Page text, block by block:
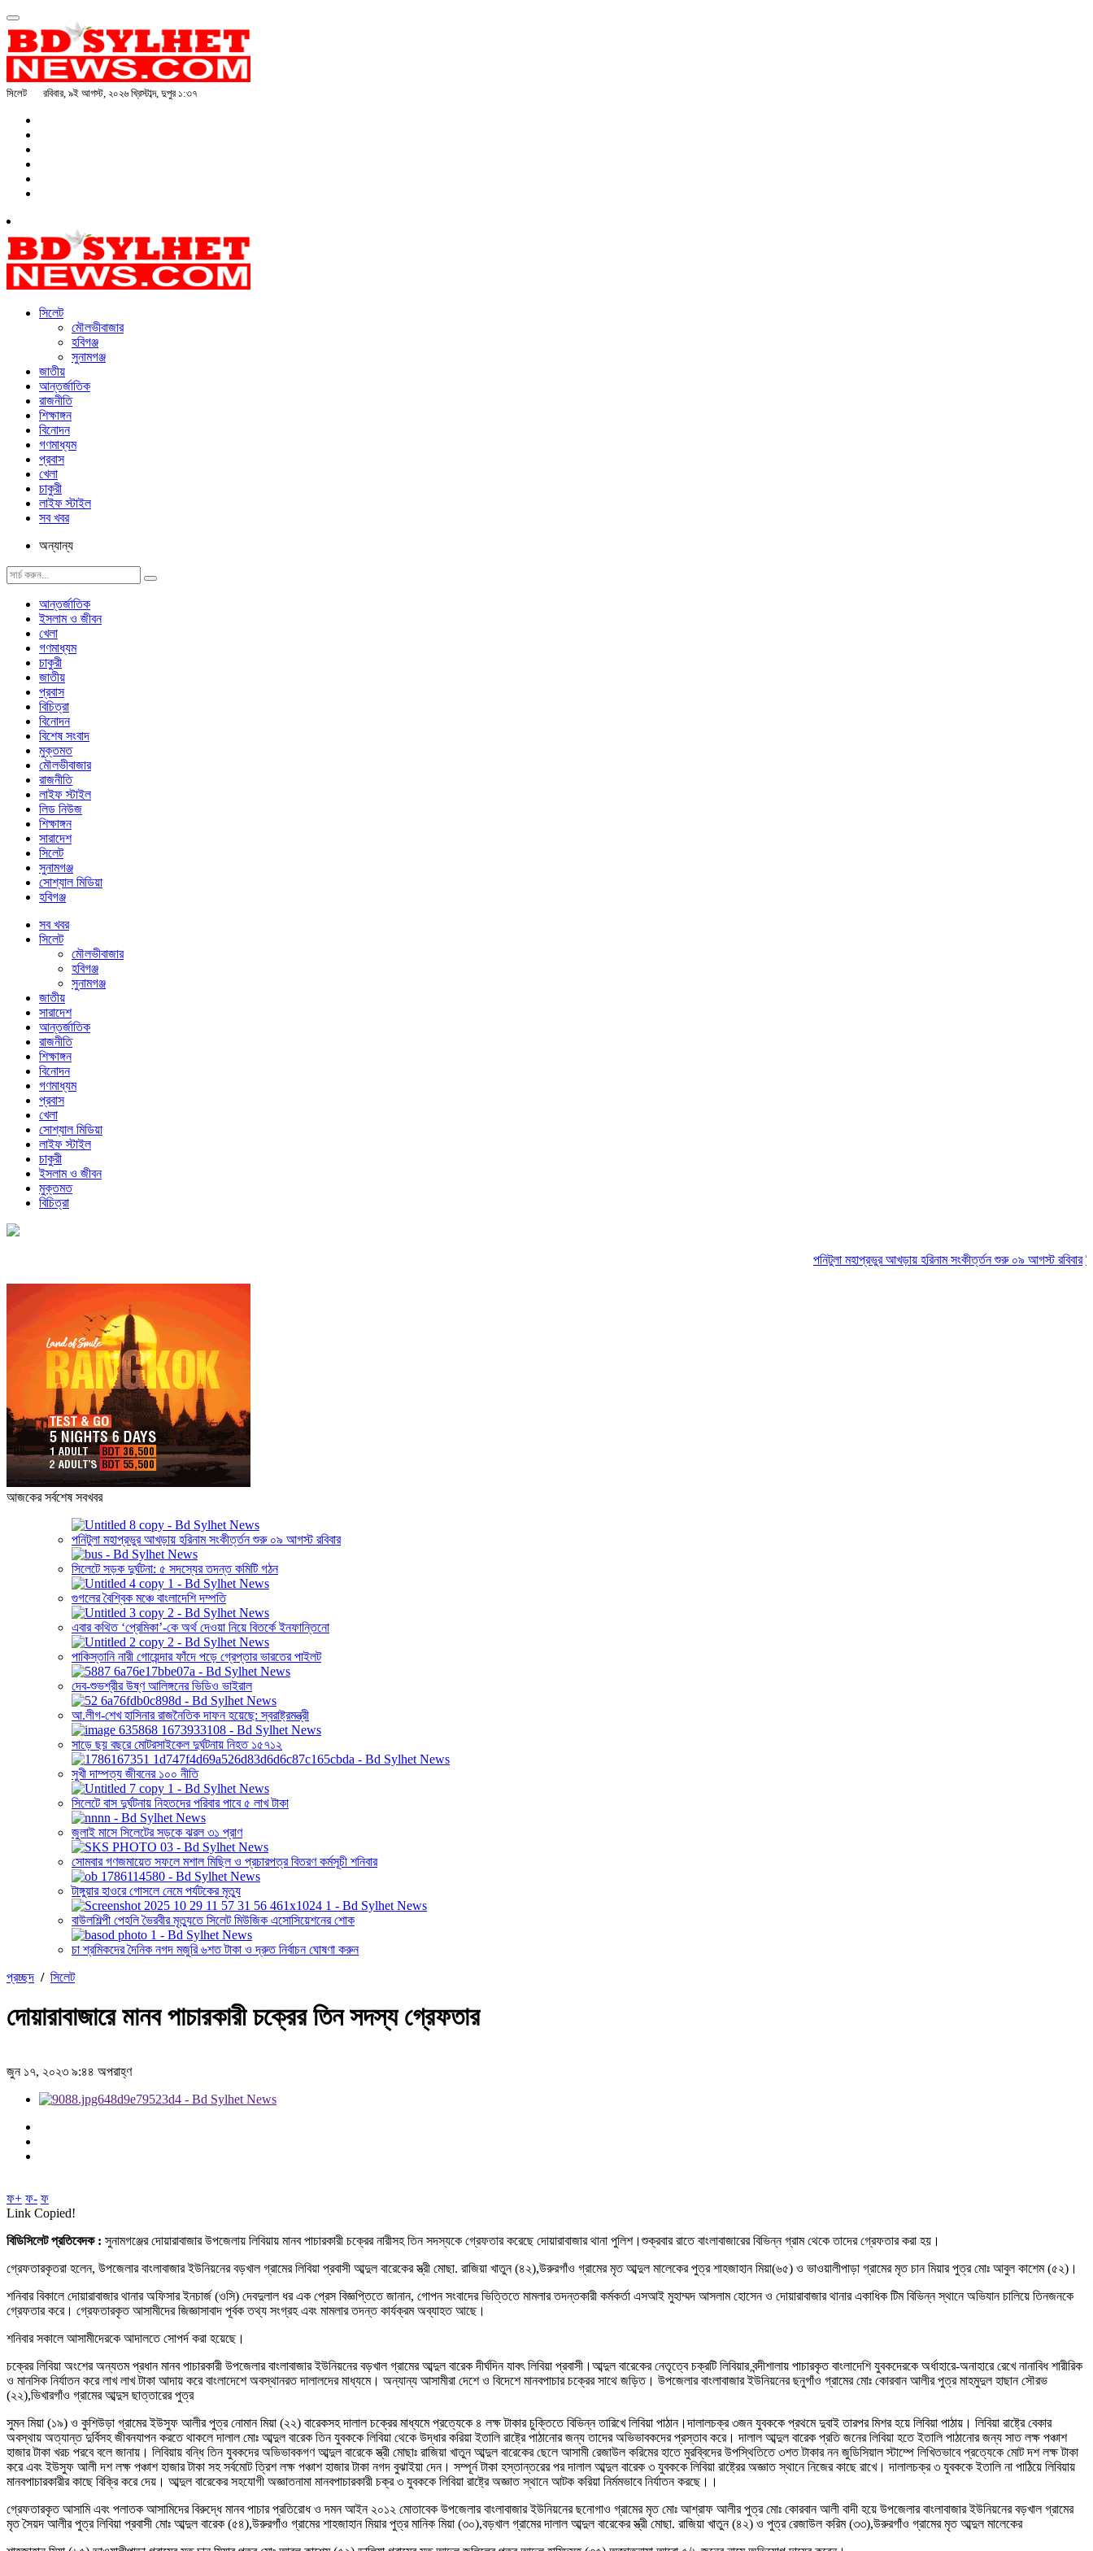
সিলেট রবিবার, ৯ই আগস্ট, ২০২৬ খ্রিস্টাব্দ, দুপুর ১:৩৭
সিলেট
মৌলভীবাজার
হবিগঞ্জ
সুনামগঞ্জ
জাতীয়
আন্তর্জাতিক
রাজনীতি
শিক্ষাঙ্গন
বিনোদন
গণমাধ্যম
প্রবাস
খেলা
চাকুরী
লাইফ স্টাইল
সব খবর
অন্যান্য
আন্তর্জাতিক
ইসলাম ও জীবন
খেলা
গণমাধ্যম
চাকুরী
জাতীয়
প্রবাস
বিচিত্রা
বিনোদন
বিশেষ সংবাদ
মুক্তমত
মৌলভীবাজার
রাজনীতি
লাইফ স্টাইল
লিড নিউজ
শিক্ষাঙ্গন
সারাদেশ
সিলেট
সুনামগঞ্জ
সোশ্যাল মিডিয়া
হবিগঞ্জ
সব খবর
সিলেট
মৌলভীবাজার
হবিগঞ্জ
সুনামগঞ্জ
জাতীয়
সারাদেশ
আন্তর্জাতিক
রাজনীতি
শিক্ষাঙ্গন
বিনোদন
গণমাধ্যম
প্রবাস
খেলা
সোশ্যাল মিডিয়া
লাইফ স্টাইল
চাকুরী
ইসলাম ও জীবন
মুক্তমত
বিচিত্রা
পনিটুলা মহাপ্রভুর আখড়ায় হরিনাম সংকীর্ত্তন শুরু ০৯ আগস্ট রবিবার সিলেটে
আজকের সর্বশেষ সবখবর
পনিটুলা মহাপ্রভুর আখড়ায় হরিনাম সংকীর্ত্তন শুরু ০৯ আগস্ট রবিবার
সিলেটে সড়ক দুর্ঘটনা: ৫ সদস্যের তদন্ত কমিটি গঠন
গুগলের বৈশ্বিক মঞ্চে বাংলাদেশি দম্পতি
এবার কথিত ‘প্রেমিকা’-কে অর্থ দেওয়া নিয়ে বিতর্কে ইনফান্তিনো
পাকিস্তানি নারী গোয়েন্দার ফাঁদে পড়ে গ্রেপ্তার ভারতের পাইলট
দেব-শুভশ্রীর উষ্ণ আলিঙ্গনের ভিডিও ভাইরাল
আ.লীগ-শেখ হাসিনার রাজনৈতিক দাফন হয়েছে: স্বরাষ্ট্রমন্ত্রী
সাড়ে ছয় বছরে মোটরসাইকেল দুর্ঘটনায় নিহত ১৫৭১২
সুখী দাম্পত্য জীবনের ১০০ নীতি
সিলেটে বাস দুর্ঘটনায় নিহতদের পরিবার পাবে ৫ লাখ টাকা
জুলাই মাসে সিলেটের সড়কে ঝরল ৩১ প্রাণ
সোমবার গণজমায়েত সফলে মশাল মিছিল ও প্রচারপত্র বিতরণ কর্মসূচী শনিবার
টাঙ্গুয়ার হাওরে গোসলে নেমে পর্যটকের মৃত্যু
বাউলশিল্পী পেহলি ভৈরবীর মৃত্যুতে সিলেট মিউজিক এসোসিয়েশনের শোক
চা শ্রমিকদের দৈনিক নগদ মজুরি ৬শত টাকা ও দ্রুত নির্বাচন ঘোষণা করুন
প্রচ্ছদ / সিলেট
দোয়ারাবাজারে মানব পাচারকারী চক্রের তিন সদস্য গ্রেফতার
জুন ১৭, ২০২৩ ৯:৪৪ অপরাহ্ণ
ফ+ ফ- ফ
Link Copied!
বিডিসিলেট প্রতিবেদক : সুনামগঞ্জের দোয়ারাবাজার উপজেলায় লিবিয়ায় মানব পাচারকারী চক্রের নারীসহ তিন সদস্যকে গ্রেফতার করেছে দোয়ারাবাজার থানা পুলিশ।শুক্রবার রাতে বাংলাবাজারের বিভিন্ন গ্রাম থেকে তাদের গ্রেফতার করা হয়।
গ্রেফতারকৃতরা হলেন, উপজেলার বাংলাবাজার ইউনিয়নের বড়খাল গ্রামের লিবিয়া প্রবাসী আব্দুল বারেকের স্ত্রী মোছা. রাজিয়া খাতুন (৪২),উরুরগাঁও গ্রামের মৃত আব্দুল মালেকের পুত্র শাহজাহান মিয়া(৬৫) ও ভাওয়ালীপাড়া গ্রামের মৃত চান মিয়ার পুত্র মোঃ আবুল কাশেম (৫২)।
শনিবার বিকালে দোয়ারাবাজার থানার অফিসার ইনচার্জ (ওসি) দেবদুলাল ধর এক প্রেস বিজ্ঞপ্তিতে জানান, গোপন সংবাদের ভিত্তিতে মামলার তদন্তকারী কর্মকর্তা এসআই মুহাম্মদ আসলাম হোসেন ও দোয়ারাবাজার থানার একাধিক টিম বিভিন্ন স্থানে অভিযান চালিয়ে তিনজনকে
গ্রেফতার করে। গ্রেফতারকৃত আসামীদের জিজ্ঞাসাবাদ পূর্বক তথ্য সংগ্রহ এবং মামলার তদন্ত কার্যক্রম অব্যাহত আছে।
শনিবার সকালে আসামীদেরকে আদালতে সোপর্দ করা হয়েছে।
চক্রের লিবিয়া অংশের অন্যতম প্রধান মানব পাচারকারী উপজেলার বাংলাবাজার ইউনিয়নের বড়খাল গ্রামের আব্দুল বারেক দীর্ঘদিন যাবৎ লিবিয়া প্রবাসী।আব্দুল বারেকের নেতৃত্বে চক্রটি লিবিয়ার বন্দীশালায় পাচারকৃত বাংলাদেশি যুবকদেরকে অর্ধাহারে-অনাহারে রেখে নানাবিধ শারীরিক
ও মানসিক নির্যাতন করে লাখ লাখ টাকা আদায় করে বাংলাদেশে অবস্থানরত দালালদের মাধ্যমে। অন্যান্য আসামীরা দেশে ও বিদেশে মানবপাচার চক্রের সাথে জড়িত। উপজেলার বাংলাবাজার ইউনিয়নের ছনুগাঁও গ্রামের মোঃ কোরবান আলীর পুত্র মাহমুদুল হাছান সৌরভ
(২২),ভিখারগাঁও গ্রামের আব্দুস ছাত্তারের পুত্র
সুমন মিয়া (১৯) ও কুশিউড়া গ্রামের ইউসুফ আলীর পুত্র নোমান মিয়া (২২) বারেকসহ দালাল চক্রের মাধ্যমে প্রত্যেকে ৪ লক্ষ টাকার চুক্তিতে বিভিন্ন তারিখে লিবিয়া পাঠান।দালালচক্র ৩জন যুবককে প্রথমে দুবাই তারপর মিশর হয়ে লিবিয়া পাঠায়। লিবিয়া রাষ্ট্রে বেকার
অবস্থায় অত্যান্ত দুর্বিসহ জীবনযাপন করতে থাকলে দালাল মোঃ আব্দুল বারেক তিন যুবককে লিবিয়া থেকে উদ্ধার করিয়া ইতালি রাষ্ট্রে পাঠানোর জন্য তাদের অভিভাবকদের প্রস্তাব করে। দালাল আব্দুল বারেক প্রতি জনের লিবিয়া হতে ইতালি পাঠানোর জন্য সাত লক্ষ পঞ্চাশ
হাজার টাকা খরচ পরবে বলে জানায়। লিবিয়ায় বন্ধি তিন যুবকদের অভিভাবকগণ আব্দুল বারেকে স্ত্রী মোছাঃ রাজিয়া খাতুন আব্দুল বারেকের ছেলে আসামী রেজাউল করিমের হাতে মুরব্বিদের উপস্থিতিতে ৩শত টাকার নন জুডিসিয়াল স্টাম্পে লিখিতভাবে প্রত্যেকে মোট দশ লক্ষ টাকা
করে এবং ইউসুফ আলী দশ লক্ষ পঞ্চাশ হাজার টাকা সহ সর্বমোট ত্রিশ লক্ষ পঞ্চাশ হাজার টাকা নগদ বুঝাইয়া দেন। সম্পূর্ন টাকা হস্তান্তরের পর দালাল আব্দুল বারেক ৩ যুবককে লিবিয়া রাষ্ট্রের অজ্ঞাত স্থানে নিজের কাছে রাখে। দালালচক্র ৩ যুবককে ইতালি না পাঠিয়ে লিবিয়ায়
মানবপাচারকারীর কাছে বিক্রি করে দেয়। আব্দুল বারেকের সহযোগী অজ্ঞাতনামা মানবপাচারকারী চক্র ৩ যুবককে লিবিয়া রাষ্ট্রে অজ্ঞাত স্থানে আটক করিয়া নির্মমভাবে নির্যাতন করছে।।
গ্রেফতারকৃত আসামি এবং পলাতক আসামিদের বিরুদ্ধে মানব পাচার প্রতিরোধ ও দমন আইন ২০১২ মোতাবেক উপজেলার বাংলাবাজার ইউনিয়নের ছনোগাও গ্রামের মৃত মোঃ আশ্রাফ আলীর পুত্র মোঃ কোরবান আলী বাদী হয়ে উপজেলার বাংলাবাজার ইউনিয়নের বড়খাল গ্রামের
মৃত সৈয়দ আলীর পুত্র লিবিয়া প্রবাসী মোঃ আব্দুল বারেক (৫৪),উরুরগাঁও গ্রামের শাহজাহান মিয়ার পুত্র মানিক মিয়া (৩০),বড়খাল গ্রামের দালাল আব্দুল বারেকের স্ত্রী মোছা. রাজিয়া খাতুন (৪২) ও পুত্র রেজাউল করিম (৩৩),উরুরগাঁও গ্রামের মৃত আব্দুল মালেকের